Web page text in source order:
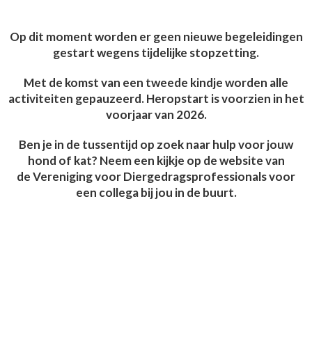
Op dit moment worden er geen nieuwe begeleidingen
gestart wegens tijdelijke stopzetting.
Met de komst van een tweede kindje worden alle
activiteiten gepauzeerd. Heropstart is voorzien in het
voorjaar van 2026.
Ben je in de tussentijd op zoek naar hulp voor jouw
hond of kat? Neem een kijkje op de website van
deVereniging voor Diergedragsprofessionalsvoor
een collega bij jou in de buurt.